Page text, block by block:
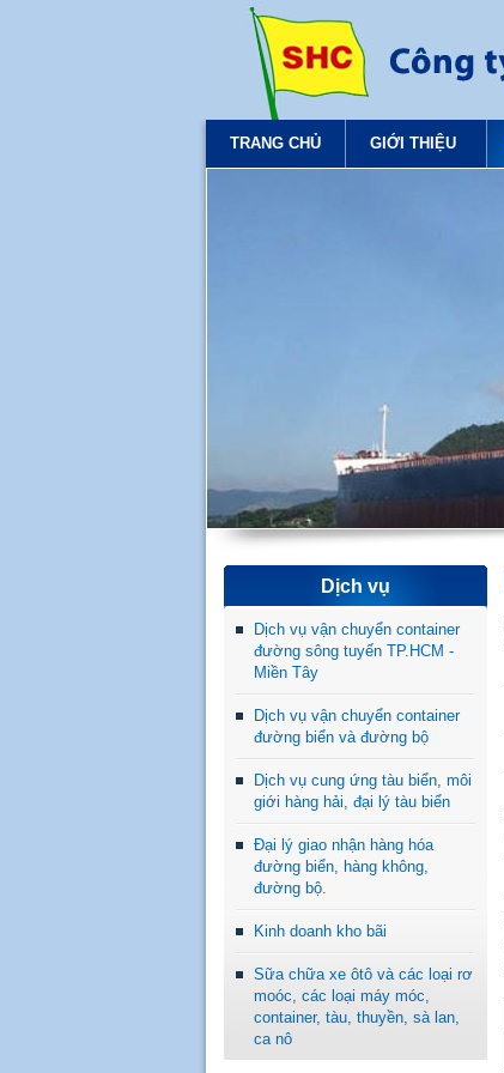
TRANG CHỦ GIỚI THIỆU
Dịch vụ
Dịch vụ vận chuyển container
đường sông tuyến TP.HCM -
Miền Tây
Dịch vụ vận chuyển container
đường biển và đường bộ
Dịch vụ cung ứng tàu biển, môi
giới hàng hải, đại lý tàu biển
Đại lý giao nhận hàng hóa
đường biển, hàng không,
đường bộ.
Kinh doanh kho bãi
Sữa chữa xe ôtô và các loại rơ
moóc, các loại máy móc,
container, tàu, thuyền, sà lan,
ca nô